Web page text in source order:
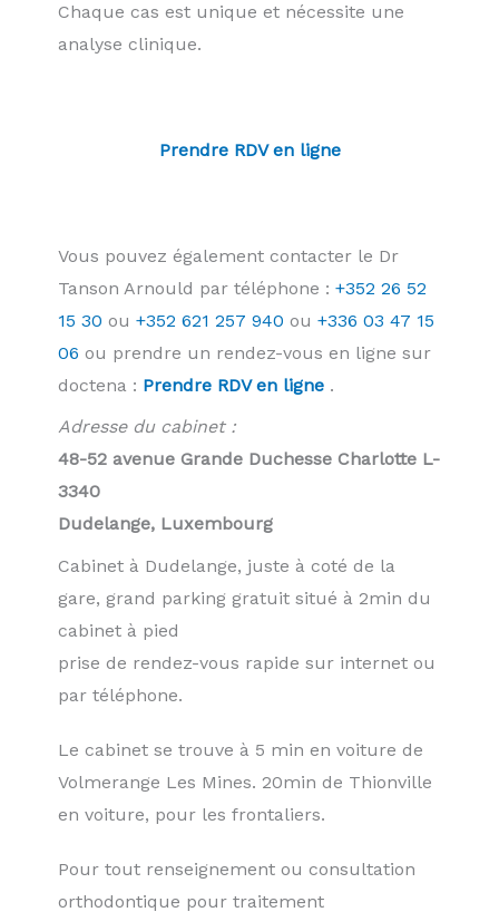
Chaque cas est unique et nécessite une
analyse clinique.
Prendre RDV en ligne
Vous pouvez également contacter le Dr
Tanson Arnould par téléphone : +352 26 52
15 30 ou +352 621 257 940 ou +336 03 47 15
06 ou prendre un rendez-vous en ligne sur
doctena : Prendre RDV en ligne .
Adresse du cabinet :
48-52 avenue Grande Duchesse Charlotte L-
3340
Dudelange, Luxembourg
Cabinet à Dudelange, juste à coté de la
gare, grand parking gratuit situé à 2min du
cabinet à pied
prise de rendez-vous rapide sur internet ou
par téléphone.
Le cabinet se trouve à 5 min en voiture de
Volmerange Les Mines. 20min de Thionville
en voiture, pour les frontaliers.
Pour tout renseignement ou consultation
orthodontique pour traitement